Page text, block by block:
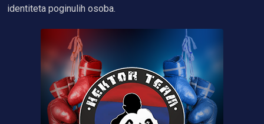
identiteta poginulih osoba.